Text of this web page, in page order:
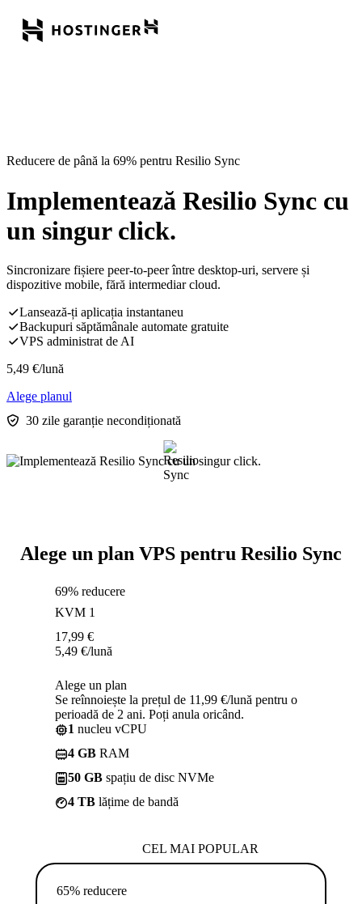
Reducere de până la 69% pentru Resilio Sync
Implementează Resilio Sync cu
un singur click.
Sincronizare fișiere peer-to-peer între desktop-uri, servere și
dispozitive mobile, fără intermediar cloud.
Lansează-ți aplicația instantaneu
Backupuri săptămânale automate gratuite
VPS administrat de AI
5,49 €/lună
Alege planul
30 zile garanție necondiționată
Alege un plan VPS pentru Resilio Sync
69% reducere
KVM 1
17,99 €
5,49 €/lună
Alege un plan
Se reînnoiește la prețul de 11,99 €/lună pentru o
perioadă de 2 ani. Poți anula oricând.
1 nucleu vCPU
4 GB RAM
50 GB spațiu de disc NVMe
4 TB lățime de bandă
CEL MAI POPULAR
65% reducere